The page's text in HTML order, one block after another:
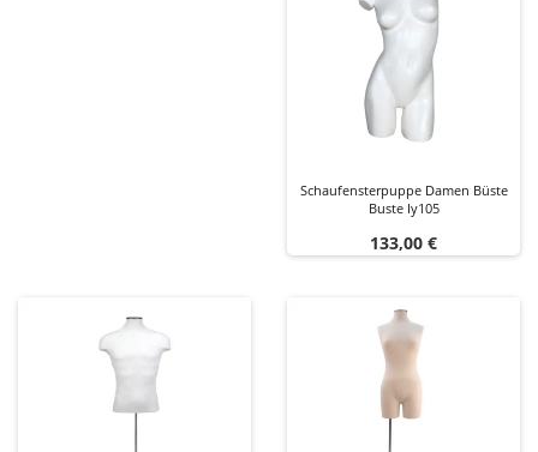
Schaufensterpuppe Damen Büste
Buste Iy105
Preis
133,00 €